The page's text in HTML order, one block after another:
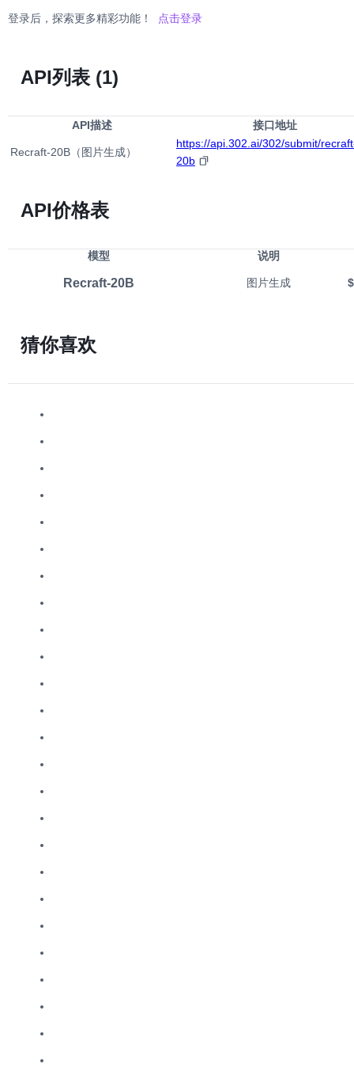
登录后，探索更多精彩功能！ 点击登录
API列表 (1)
API描述 接口地址
Recraft-20B（图片生成）
https://api.302.ai/302/submit/
20b
API价格表
模型 说明
Recraft-20B 图片生成
猜你喜欢